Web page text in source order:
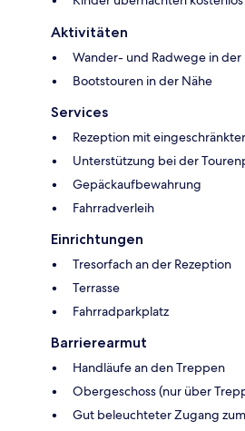
Aktivitäten
Wander- und Radwege in der
Bootstouren in der Nähe
Services
Rezeption mit
Unterstützung bei der
Gepäckaufbewahrung
Fahrradverleih
Einrichtungen
Tresorfach an der Rezeption
Terrasse
Fahrradparkplatz
Barrierearmut
Handläufe an den Treppen
Obergeschoss (nur über
Gut beleuchteter Zugang